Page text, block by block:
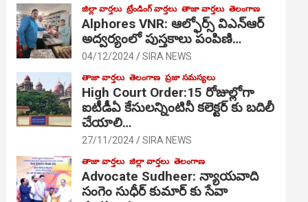
జిల్లా వార్తలు ట్రేండింగ్ వార్తలు తాజా వార్తలు తెలంగాణ
Alphores VNR: ఆల్ఫోర్స్ విఎన్ఆర్
అద్వర్యంలో పుస్తకాలు పంపిణి…
04/12/2024 SIRA NEWS
తాజా వార్తలు తెలంగాణ ప్రజా సమస్యలు
High Court Order:15 రోజుల్లోగా
ఐటీడీఏ కేసులన్నింటినీ కలెక్టర్ కు బదిలీ
చేయాలి…
27/11/2024 SIRA NEWS
తాజా వార్తలు జిల్లా వార్తలు తెలంగాణ
Advocate Sudheer: న్యాయవాది
సంగెం సుధీర్ కుమార్ కు సేవా